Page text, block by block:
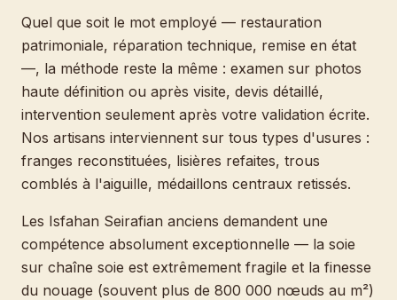
Quel que soit le mot employé — restauration
patrimoniale, réparation technique, remise en état
—, la méthode reste la même : examen sur photos
haute définition ou après visite, devis détaillé,
intervention seulement après votre validation écrite.
Nos artisans interviennent sur tous types d'usures :
franges reconstituées, lisières refaites, trous
comblés à l'aiguille, médaillons centraux retissés.
Les Isfahan Seirafian anciens demandent une
compétence absolument exceptionnelle — la soie
sur chaîne soie est extrêmement fragile et la finesse
du nouage (souvent plus de 800 000 nœuds au m²)